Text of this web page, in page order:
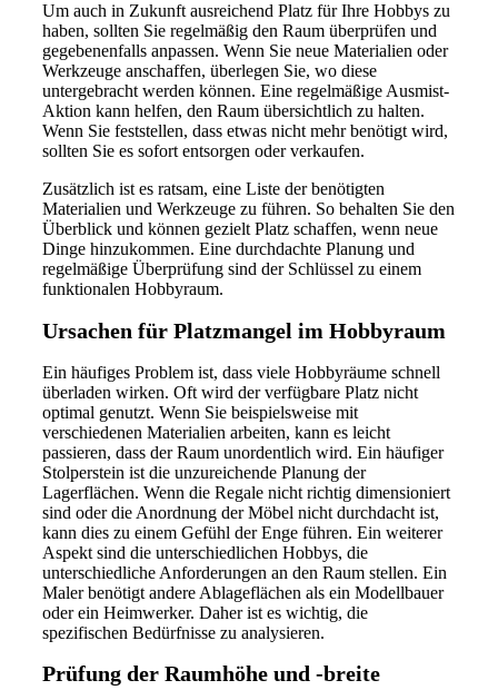
Um auch in Zukunft ausreichend Platz für Ihre Hobbys zu
haben, sollten Sie regelmäßig den Raum überprüfen und
gegebenenfalls anpassen. Wenn Sie neue Materialien oder
Werkzeuge anschaffen, überlegen Sie, wo diese
untergebracht werden können. Eine regelmäßige Ausmist-
Aktion kann helfen, den Raum übersichtlich zu halten.
Wenn Sie feststellen, dass etwas nicht mehr benötigt wird,
sollten Sie es sofort entsorgen oder verkaufen.
Zusätzlich ist es ratsam, eine Liste der benötigten
Materialien und Werkzeuge zu führen. So behalten Sie den
Überblick und können gezielt Platz schaffen, wenn neue
Dinge hinzukommen. Eine durchdachte Planung und
regelmäßige Überprüfung sind der Schlüssel zu einem
funktionalen Hobbyraum.
Ursachen für Platzmangel im Hobbyraum
Ein häufiges Problem ist, dass viele Hobbyräume schnell
überladen wirken. Oft wird der verfügbare Platz nicht
optimal genutzt. Wenn Sie beispielsweise mit
verschiedenen Materialien arbeiten, kann es leicht
passieren, dass der Raum unordentlich wird. Ein häufiger
Stolperstein ist die unzureichende Planung der
Lagerflächen. Wenn die Regale nicht richtig dimensioniert
sind oder die Anordnung der Möbel nicht durchdacht ist,
kann dies zu einem Gefühl der Enge führen. Ein weiterer
Aspekt sind die unterschiedlichen Hobbys, die
unterschiedliche Anforderungen an den Raum stellen. Ein
Maler benötigt andere Ablageflächen als ein Modellbauer
oder ein Heimwerker. Daher ist es wichtig, die
spezifischen Bedürfnisse zu analysieren.
Prüfung der Raumhöhe und -breite